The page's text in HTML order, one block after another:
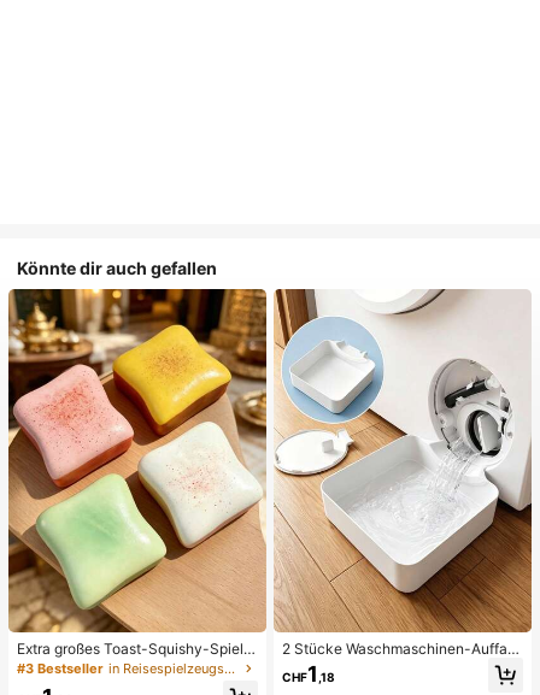
Könnte dir auch gefallen
Extra großes Toast-Squishy-Spielz
eug, superweiches Buttertoast-Stre
ssabbau-Drückspielzeug, erhältlich
#3 Bestseller in Reisespielzeugset Quetschspielzeug für Teenager
2 Stücke Waschmaschinen-Auffan
gwanne Tropfschale, wasserdichte
Bodenschutzmatte für Waschraum,
CHF1 ,18